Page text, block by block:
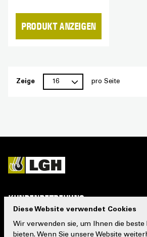
PRODUKT ANZEIGEN
Zeige pro Seite
KUNDENBETREUUNG
WICHTIGE INFOS
Diese Website verwendet Cookies
Wir verwenden sie, um Ihnen die beste
bieten. Wenn Sie unsere Website